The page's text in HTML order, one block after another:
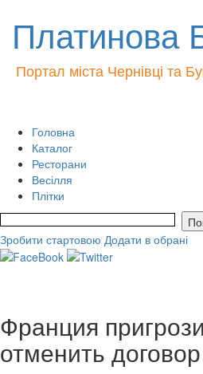
Платинова
Портал міста Чернівці та
Головна
Каталог
Ресторани
Весілля
Плітки
Зробити стартовою Додати в обрані
Франция
отменить